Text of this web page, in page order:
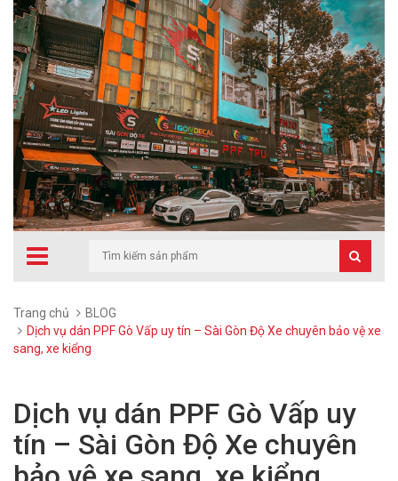
Trang chủ
BLOG
Dịch vụ dán PPF Gò Vấp uy tín – Sài Gòn Độ Xe chuyên bảo vệ xe
sang, xe kiểng
Dịch vụ dán PPF Gò Vấp uy
tín – Sài Gòn Độ Xe chuyên